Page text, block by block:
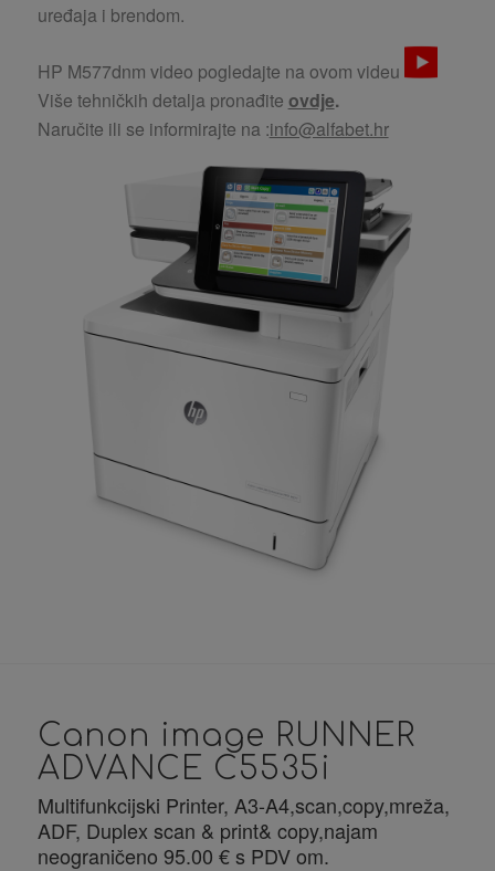
uređaja i brendom.
HP M577dnm video pogledajte na ovom videu
Više tehničkih detalja pronađite ovdje.
Naručite ili se informirajte na :info@alfabet.hr
Canon image RUNNER
ADVANCE C5535i
Multifunkcijski Printer, A3-A4,scan,copy,mreža,
ADF, Duplex scan & print& copy,najam
neograničeno 95.00 € s PDV om.